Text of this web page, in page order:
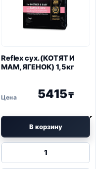
Reflex сух. (КОТЯТ И
МАМ, ЯГЕНОК) 1,5кг
5415₸
В корзину
Количество